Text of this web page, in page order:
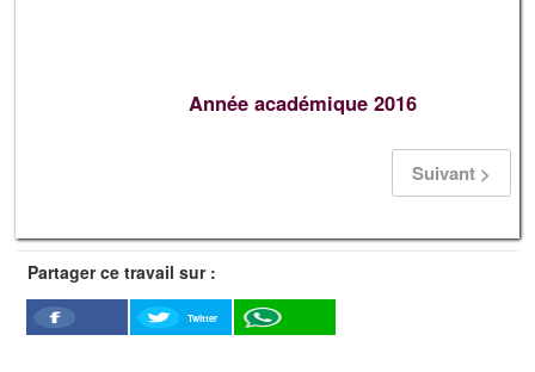
Année académique 2016
Suivant >
Partager ce travail sur :
Facebook
Twitter